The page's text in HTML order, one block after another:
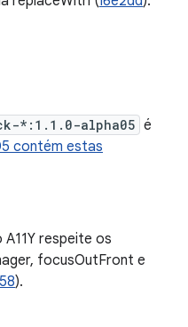
*:1.1.0-alpha05 é
contém estas
respeite os
focusOutFront e
).